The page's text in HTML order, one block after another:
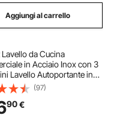
Aggiungi al carrello
Lavello da Cucina
in Acciaio Inox con 3
Lavello Autoportante in
Inox 304 Lavandino Singolo
mm per Bar,
Hotel, Cucina
(97)
90€